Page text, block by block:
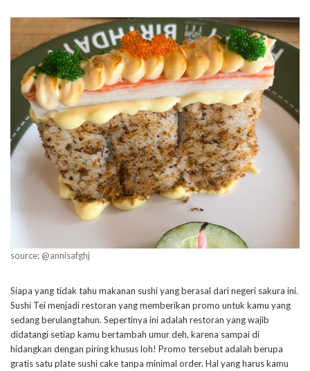
source: @annisafghj
Siapa yang tidak tahu makanan sushi yang berasal dari negeri sakura ini.
Sushi Tei menjadi restoran yang memberikan promo untuk kamu yang
sedang berulangtahun. Sepertinya ini adalah restoran yang wajib
didatangi setiap kamu bertambah umur deh, karena sampai di
hidangkan dengan piring khusus loh! Promo tersebut adalah berupa
gratis satu plate sushi cake tanpa minimal order. Hal yang harus kamu